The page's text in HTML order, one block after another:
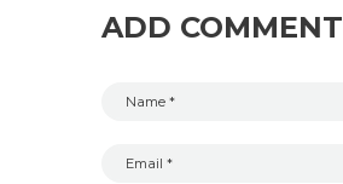
ADD COMMENT